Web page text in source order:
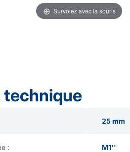
Survolez avec la souris
technique
25 mm
: M1''